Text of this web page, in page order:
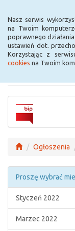
Nasz serwis
na Twoim
poprawnego
ustawień dot.
Korzystając z
cookies na Twoim
Urząd
Ogłoszenia
Proszę wybrać
Styczeń 2022
Marzec 2022